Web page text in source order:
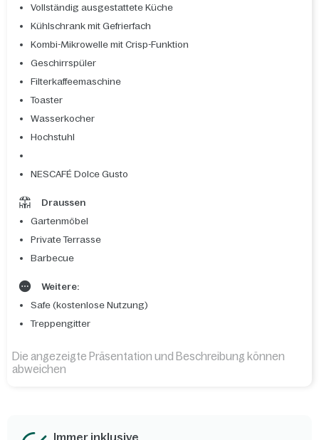
Vollständig ausgestattete Küche
Kühlschrank mit Gefrierfach
Kombi-Mikrowelle mit Crisp-Funktion
Geschirrspüler
Filterkaffeemaschine
Toaster
Wasserkocher
Hochstuhl
NESCAFÉ Dolce Gusto
Draussen
Gartenmöbel
Private Terrasse
Barbecue
Weitere:
Safe (kostenlose Nutzung)
Treppengitter
Die angezeigte Präsentation und Beschreibung können
abweichen